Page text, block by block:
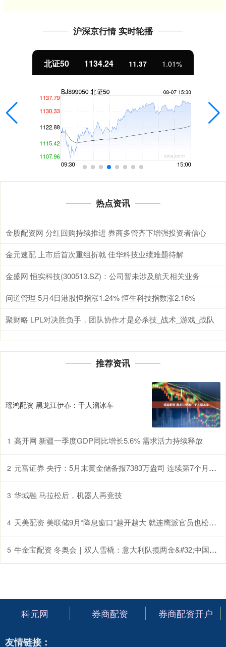
沪深京行情 实时轮播
北证50 1134.24 11.37 1.01%
热点资讯
金股配资网 分红回购持续推进 券商多管齐下增强投资者信心
金元速配 上市后首次重组折戟 佳华科技业绩难题待解
金盛网 恒实科技(300513.SZ)：公司暂未涉及航天相关业务
问道管理 5月4日港股恒指涨1.24% 恒生科技指数涨2.16%
聚财略 LPL对决胜负手，团队协作才是必杀技_战术_游戏_战队
推荐资讯
瑶鸿配资 黑龙江伊春：千人溜冰车
1 高开网 新疆一季度GDP同比增长5.6% 需求活力持续释放
2 元富证券 央行：5月末黄金储备报7383万盎司 连续第7个月增持黄金
3 华城融 马拉松后，机器人再竞技
4 天美配资 美联储9月“降息窗口”越开越大 就连鹰派官员也松口了！
5 牛金宝配资 冬奥会｜双人雪橇：意大利队揽两金&#32;中国组合迎突破
科元网 券商配资 券商配资开户
友情链接：